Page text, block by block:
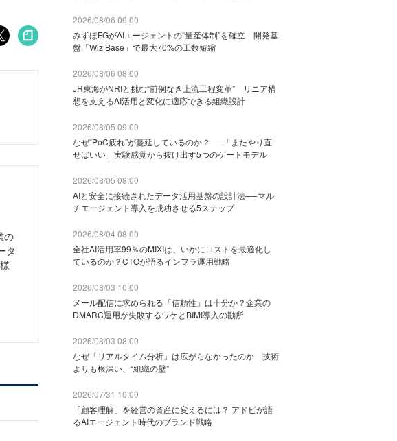
の
タ
2026/08/06 09:00
みずほFGがAIエージェントの“量産体制”を確立 開発基
盤「Wiz Base」で最大70%の工数短縮
2026/08/06 08:00
JR東海がNRIと挑む“前例なき上流工程変革” リニア構
想を支えるAI活用と変化に適応できる組織設計
2026/08/05 09:00
なぜ“PoC疲れ”が蔓延しているのか？──「またやり直
せばいい」実験感覚から抜け出す5つのゲートモデル
2026/08/05 08:00
AIと安全に接続されたデータ活用基盤の設計法──マル
チエージェント導入を成功させる5ステップ
2026/08/04 08:00
全社AI活用率99％のMIXIは、いかにコストを最適化し
ているのか？CTOが語るインフラ運用戦略
2026/08/03 10:00
メール配信に求められる「信頼性」は十分か？企業の
DMARC運用が失敗するワケとBIMI導入の勘所
2026/08/03 08:00
なぜ「リアルタイム分析」は広がらなかったのか 技術
よりも根深い、“組織の壁”
2026/07/31 10:00
「顧客理解」を経営の資産に変えるには？ アドビが語
るAIエージェント時代のブランド戦略